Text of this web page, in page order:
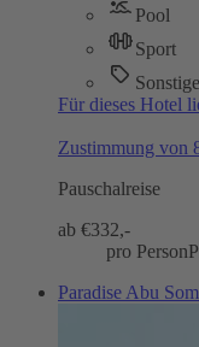
Pool
Sport
Für dieses Hotel
Zustimmung von
Pauschalreise
ab €332,-
pro Person
Paradise Abu